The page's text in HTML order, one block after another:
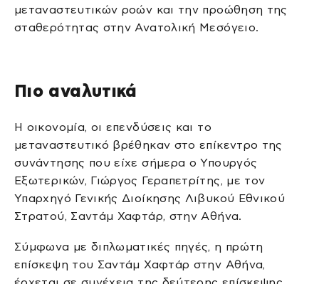
μεταναστευτικών ροών και την προώθηση της
σταθερότητας στην Ανατολική Μεσόγειο.
Πιο αναλυτικά
Η οικονομία, οι επενδύσεις και το
μεταναστευτικό βρέθηκαν στο επίκεντρο της
συνάντησης που είχε σήμερα ο Υπουργός
Εξωτερικών, Γιώργος Γεραπετρίτης, με τον
Υπαρχηγό Γενικής Διοίκησης Λιβυκού Εθνικού
Στρατού, Σαντάμ Χαφτάρ, στην Αθήνα.
Σύμφωνα με διπλωματικές πηγές, η πρώτη
επίσκεψη του Σαντάμ Χαφτάρ στην Αθήνα,